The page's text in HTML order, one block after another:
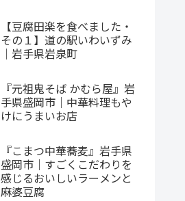
【豆腐田楽を食べました・
その１】道の駅いわいずみ
｜岩手県岩泉町
『元祖鬼そば かむら屋』岩
手県盛岡市｜中華料理もや
けにうまいお店
『こまつ中華蕎麦』岩手県
盛岡市｜すごくこだわりを
感じるおいしいラーメンと
麻婆豆腐